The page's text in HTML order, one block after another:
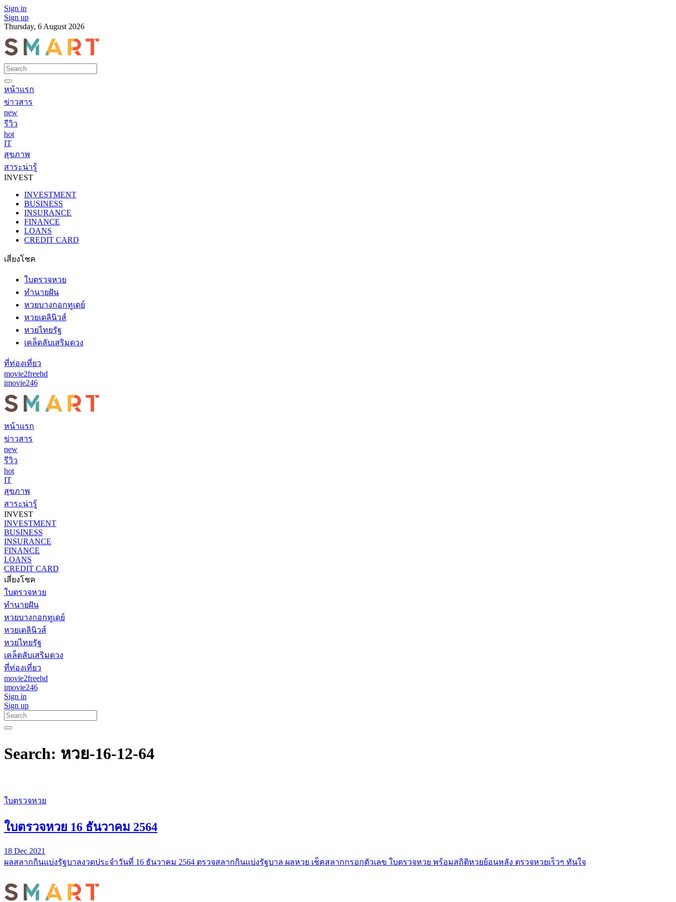
Sign in
Sign up
Thursday, 6 August 2026
หน้าแรก
ข่าวสาร
new
รีวิว
hot
IT
สุขภาพ
สาระน่ารู้
INVEST
INVESTMENT
BUSINESS
INSURANCE
FINANCE
LOANS
CREDIT CARD
เสี่ยงโชค
ใบตรวจหวย
ทำนายฝัน
หวยบางกอกทูเดย์
หวยเดลินิวส์
หวยไทยรัฐ
เคล็ดลับเสริมดวง
ที่ท่องเที่ยว
movie2freehd
imovie246
หน้าแรก
ข่าวสาร
new
รีวิว
hot
IT
สุขภาพ
สาระน่ารู้
INVEST
INVESTMENT
BUSINESS
INSURANCE
FINANCE
LOANS
CREDIT CARD
เสี่ยงโชค
ใบตรวจหวย
ทำนายฝัน
หวยบางกอกทูเดย์
หวยเดลินิวส์
หวยไทยรัฐ
เคล็ดลับเสริมดวง
ที่ท่องเที่ยว
movie2freehd
imovie246
Sign in
Sign up
Search: หวย-16-12-64
ใบตรวจหวย
ใบตรวจหวย 16 ธันวาคม 2564
18 Dec 2021
ผลสลากกินแบ่งรัฐบาลงวดประจำวันที่ 16 ธันวาคม 2564 ตรวจสลากกินแบ่งรัฐบาล ผลหวย เช็คสลากกรอกตัวเลข ใบตรวจหวย พร้อมสถิติหวยย้อนหลัง ตรวจหวยเร็วๆ ทันใจ